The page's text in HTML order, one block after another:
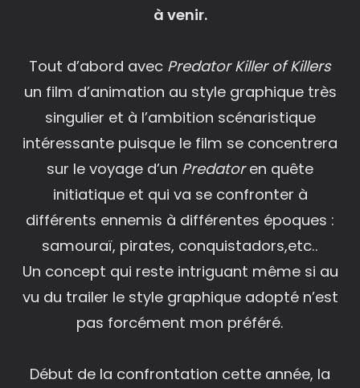
à venir.
Tout d’abord avec Predator Killer of Killers
un film d’animation au style graphique très
singulier et à l’ambition scénaristique
intéressante puisque le film se concentrera
sur le voyage d’un Predatoren quête
initiatique et qui va se confronter à
différents ennemis à différentes époques :
samouraï, pirates, conquistadors,etc..
Un concept qui reste intriguant même si au
vu du trailer le style graphique adopté n’est
pas forcément mon préféré.
Début de la confrontation cette année, la